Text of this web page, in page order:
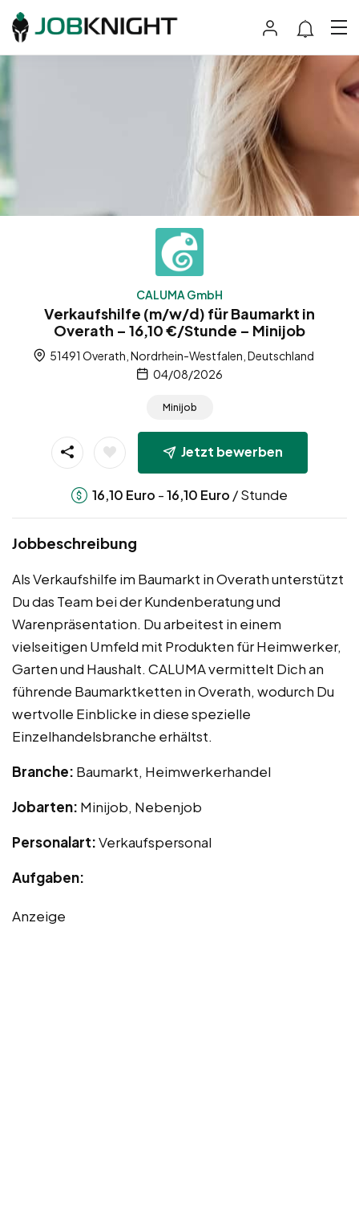
CALUMA GmbH
Verkaufshilfe (m/w/d) für Baumarkt in
Overath – 16,10 €/Stunde – Minijob
51491 Overath, Nordrhein-Westfalen, Deutschland
04/08/2026
Minijob
Jetzt bewerben
16,10 Euro -16,10 Euro / Stunde
Jobbeschreibung
Als Verkaufshilfe im Baumarkt in Overath unterstützt
Du das Team bei der Kundenberatung und
Warenpräsentation. Du arbeitest in einem
vielseitigen Umfeld mit Produkten für Heimwerker,
Garten und Haushalt. CALUMA vermittelt Dich an
führende Baumarktketten in Overath, wodurch Du
wertvolle Einblicke in diese spezielle
Einzelhandelsbranche erhältst.
Branche: Baumarkt, Heimwerkerhandel
Jobarten: Minijob, Nebenjob
Personalart:Verkaufspersonal
Aufgaben:
Anzeige